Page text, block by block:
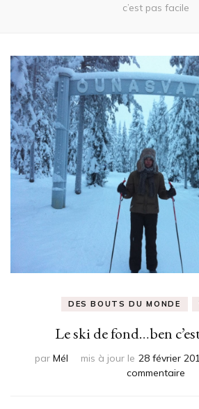
c’est pas facile
DES BOUTS DU MONDE
Le ski de fond…ben
par Mél mis à jour le 28 février
commentaire